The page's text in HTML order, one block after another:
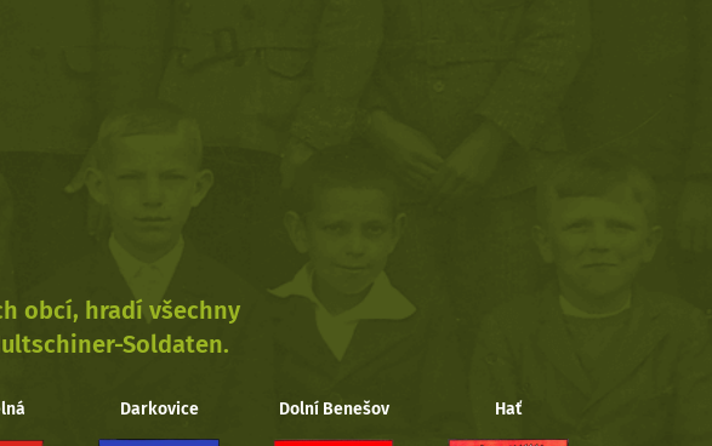
obcí, hradí všechny
Soldaten.
Darkovice Dolní Benešov Hať